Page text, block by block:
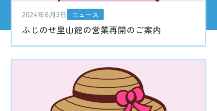
2024年6月3日 ニュース
ふじのせ里山館の営業再開のご案内